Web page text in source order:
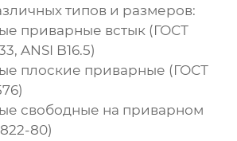
типов и размеров:
приварные встык (ГОСТ
ANSI B16.5)
плоские приварные (ГОСТ
свободные на приварном
80)